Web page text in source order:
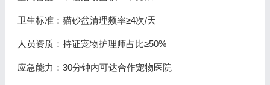
卫生标准：猫砂盆清理频率≥4次/天
人员资质：持证宠物护理师占比≥50%
应急能力：30分钟内可达合作宠物医院